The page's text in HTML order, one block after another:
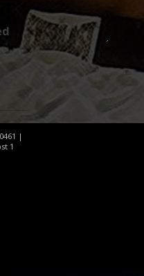
|
1